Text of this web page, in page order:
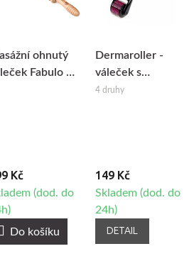
ohnutý
Fabulo na
Kč
(dod. do
Do košíku
Dermaroller -
váleček s
mikrojehlami
4 druhy
149 Kč
Skladem (dod. do
24h)
DETAIL